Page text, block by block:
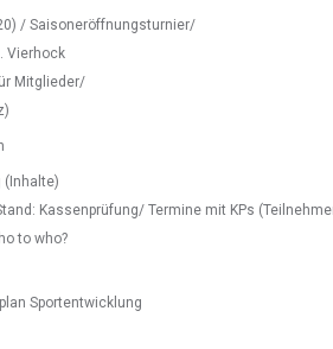
/ Saisoneröffnungsturnier/
Vierhock
Mitglieder/
(Inhalte)
Kassenprüfung/ Termine mit KPs
to who?
Sportentwicklung